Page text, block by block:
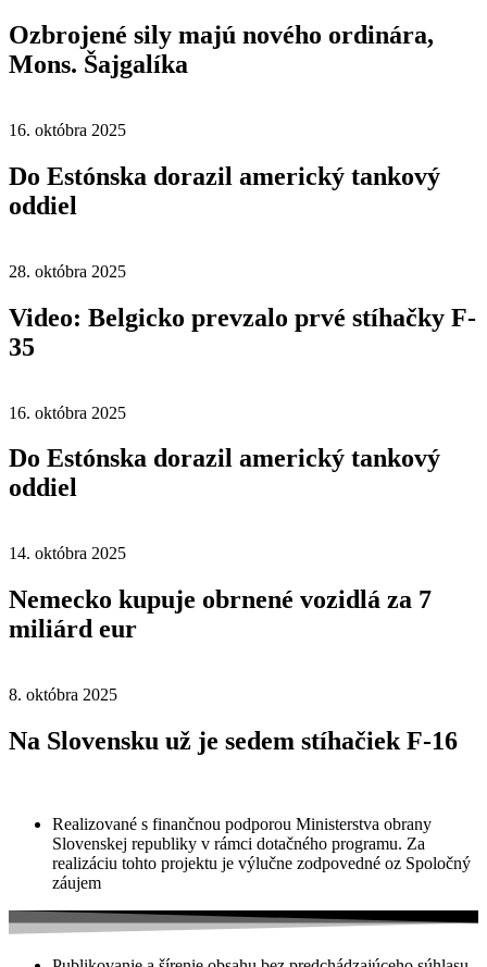
Ozbrojené sily majú nového ordinára,
Mons. Šajgalíka
16. októbra 2025
Do Estónska dorazil americký tankový
oddiel
28. októbra 2025
Video: Belgicko prevzalo prvé stíhačky F-
35
16. októbra 2025
Do Estónska dorazil americký tankový
oddiel
14. októbra 2025
Nemecko kupuje obrnené vozidlá za 7
miliárd eur
8. októbra 2025
Na Slovensku už je sedem stíhačiek F-16
Realizované s finančnou podporou Ministerstva obrany
Slovenskej republiky v rámci dotačného programu. Za
realizáciu tohto projektu je výlučne zodpovedné oz Spoločný
záujem